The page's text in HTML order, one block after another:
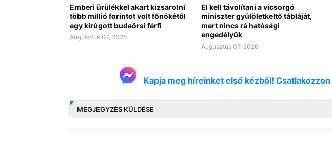
Emberi ürülékkel akart kizsarolni
több millió forintot volt főnökétől
egy kirúgott budaörsi férfi
Augusztus 07, 2026
El kell távolítani a vicsorgó
miniszter gyülöletkeltő tábláját,
mert nincs rá hatósági
engedélyük
Augusztus 07, 2026
Kapja meg híreinket első kézből!
MEGJEGYZÉS KÜLDÉSE